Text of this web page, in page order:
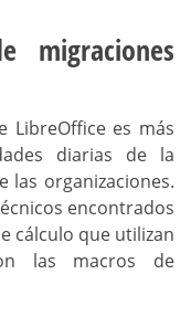
migraciones
LibreOffice es más
diarias de la
las organizaciones.
encontrados
cálculo que utilizan
las macros de